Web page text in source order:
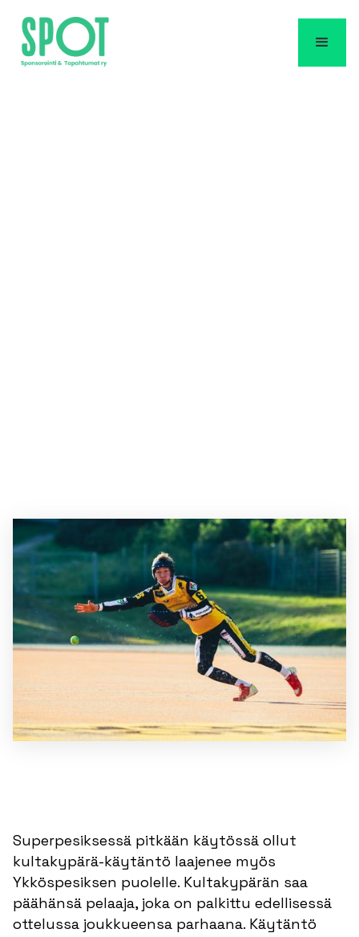
Superpesiksessä pitkään käytössä ollut
kultakypärä-käytäntö laajenee myös
Ykköspesiksen puolelle. Kultakypärän saa
päähänsä pelaaja, joka on palkittu edellisessä
ottelussa joukkueensa parhaana. Käytäntö